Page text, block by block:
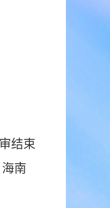
结束
南